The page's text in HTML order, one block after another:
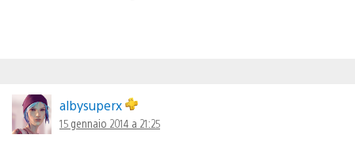
albysuperx
15 gennaio 2014 a 21:25